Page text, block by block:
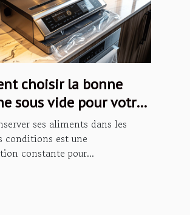
choisir la bonne
sous vide pour votre
ses aliments dans les
conditions est une
constante pour...